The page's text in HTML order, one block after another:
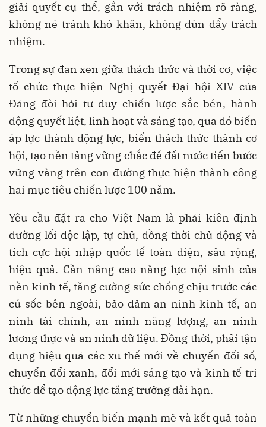
giải quyết cụ thể, gắn với trách nhiệm rõ ràng,
không né tránh khó khăn, không đùn đẩy trách
nhiệm.
Trong sự đan xen giữa thách thức và thời cơ, việc
tổ chức thực hiện Nghị quyết Đại hội XIV của
Đảng đòi hỏi tư duy chiến lược sắc bén, hành
động quyết liệt, linh hoạt và sáng tạo, qua đó biến
áp lực thành động lực, biến thách thức thành cơ
hội, tạo nền tảng vững chắc để đất nước tiến bước
vững vàng trên con đường thực hiện thành công
hai mục tiêu chiến lược 100 năm.
Yêu cầu đặt ra cho Việt Nam là phải kiên định
đường lối độc lập, tự chủ, đồng thời chủ động và
tích cực hội nhập quốc tế toàn diện, sâu rộng,
hiệu quả. Cần nâng cao năng lực nội sinh của
nền kinh tế, tăng cường sức chống chịu trước các
cú sốc bên ngoài, bảo đảm an ninh kinh tế, an
ninh tài chính, an ninh năng lượng, an ninh
lương thực và an ninh dữ liệu. Đồng thời, phải tận
dụng hiệu quả các xu thế mới về chuyển đổi số,
chuyển đổi xanh, đổi mới sáng tạo và kinh tế tri
thức để tạo động lực tăng trưởng dài hạn.
Từ những chuyển biến mạnh mẽ và kết quả toàn